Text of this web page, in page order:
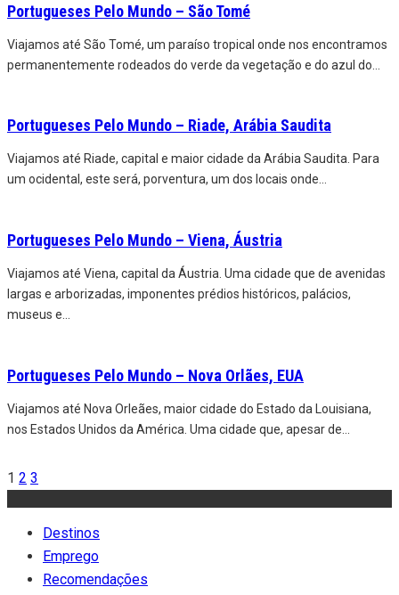
Portugueses Pelo Mundo – São Tomé
Viajamos até São Tomé, um paraíso tropical onde nos encontramos
permanentemente rodeados do verde da vegetação e do azul do
Portugueses Pelo Mundo – Riade, Arábia Saudita
Viajamos até Riade, capital e maior cidade da Arábia Saudita. Para
um ocidental, este será, porventura, um dos locais onde...
Portugueses Pelo Mundo – Viena, Áustria
Viajamos até Viena, capital da Áustria. Uma cidade que de avenidas
largas e arborizadas, imponentes prédios históricos, palácios,
museus e...
Portugueses Pelo Mundo – Nova Orlães, EUA
Viajamos até Nova Orleães, maior cidade do Estado da Louisiana,
nos Estados Unidos da América. Uma cidade que, apesar de
1 2 3
Destinos
Emprego
Recomendações